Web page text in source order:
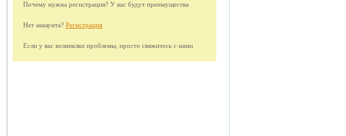
Почему нужна регистрация? У вас будут преимущества
Нет аккаунта? Регистрация
Если у вас возниклки проблемы, просто свяжитесь с нами